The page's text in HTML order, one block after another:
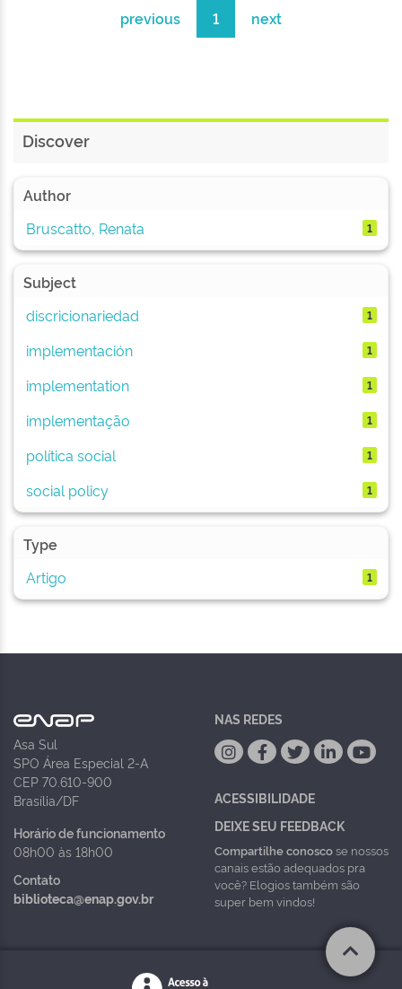
previous 1 next
Discover
Author
Bruscatto, Renata
1
Subject
discricionariedad
1
implementación 1
implementation 1
implementação 1
política social 1
social policy 1
Type
Artigo
1
Asa Sul
SPO Área Especial 2-A
CEP 70.610-900
Brasília/DF
Horário de funcionamento
08h00 às 18h00
Contato
biblioteca@enap.gov.br
NAS REDES
ACESSIBILIDADE
DEIXE SEU FEEDBACK
Compartilhe conoscose nossos
canais estão adequados pra
você? Elogios também são
super bem vindos!